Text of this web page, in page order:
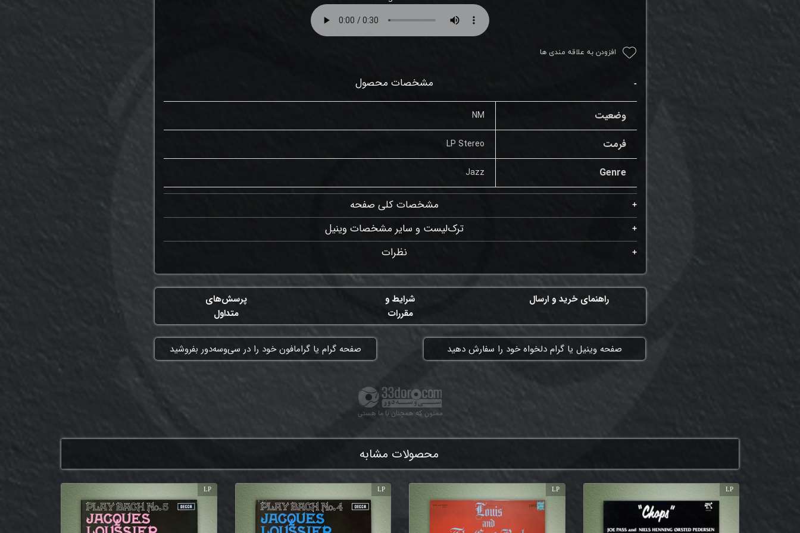
افزودن به علاقه مندی ها
مشخصات محصول
وضعیت NM
فرمت LP Stereo
Genre
Jazz
مشخصات کلی صفحه
ترک‌لیست و سایر مشخصات وینیل
نظرات
شرایط و
مقررات
راهنمای خرید و ارسال
پرسش‌های
متداول
​صفحه وینیل یا گرام دلخواه خود را سفارش دهید ​صفحه گرام یا گرامافون خود را در سی‌وسه‌دور بفروشید
ممنون که همچنان با ما هستی
محصولات مشابه
LP
LP
LP
LP